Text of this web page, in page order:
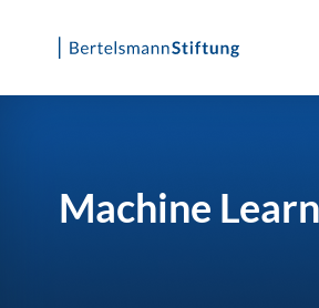
Skip
Machine